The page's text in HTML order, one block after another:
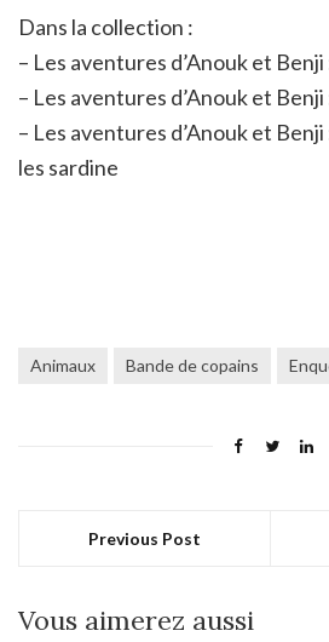
Dans la collection :
– Les aventures d’Anouk et
– Les aventures d’Anouk et
– Les aventures d’Anouk et
les sardine
Animaux Bande de copains
Previous Post
Vous aimerez aussi